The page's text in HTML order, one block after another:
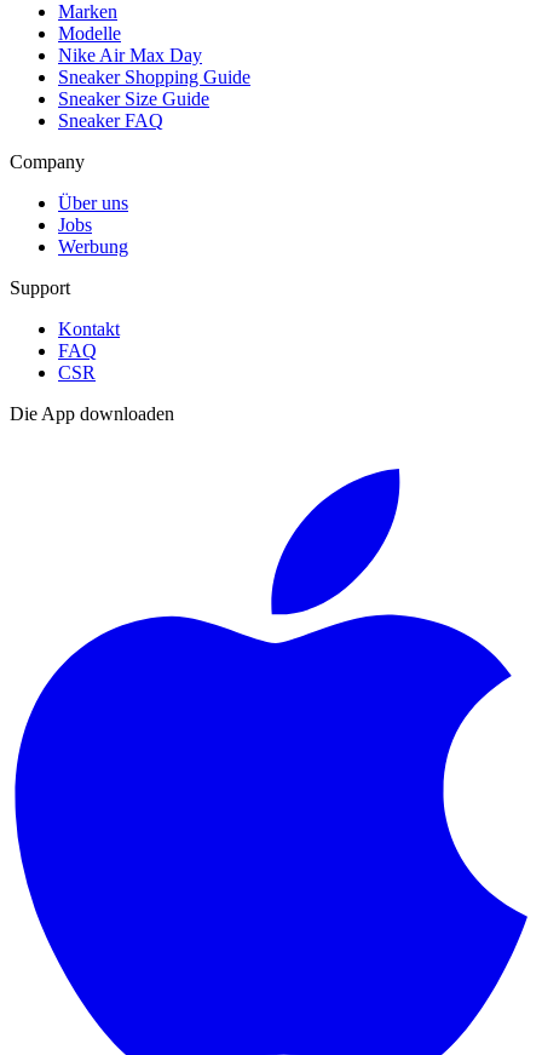
Marken
Modelle
Nike Air Max Day
Sneaker Shopping Guide
Sneaker Size Guide
Sneaker FAQ
Company
Über uns
Jobs
Werbung
Support
Kontakt
FAQ
CSR
Die App downloaden